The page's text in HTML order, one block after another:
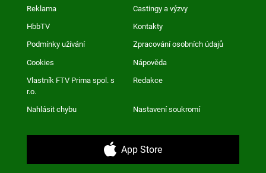
Reklama Castingy a výzvy
HbbTV Kontakty
Podmínky užívání Zpracování osobních údajů
Cookies Nápověda
Vlastník FTV Prima spol. s
r.o.
Redakce
Nahlásit chybu Nastavení soukromí
App Store